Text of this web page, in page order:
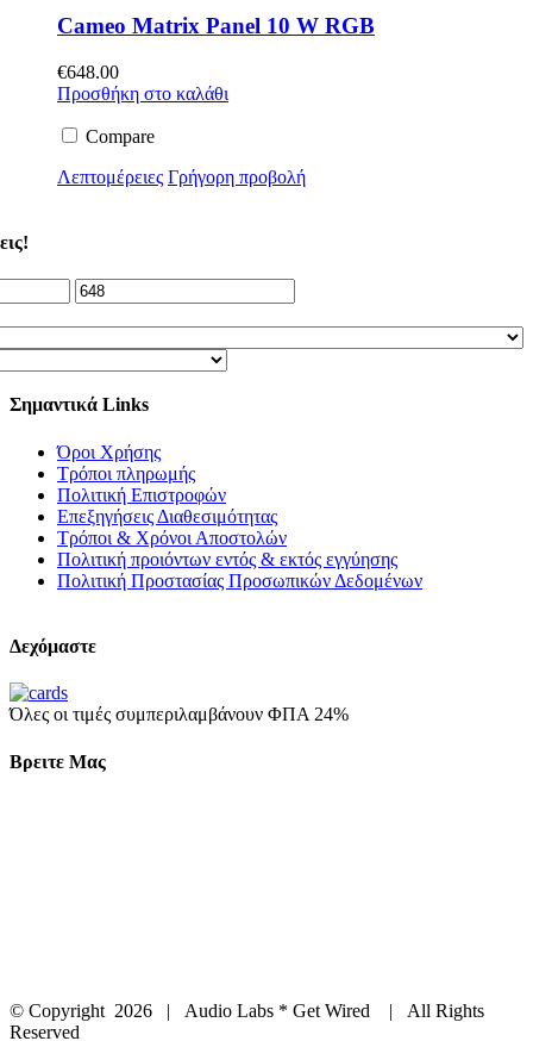
Cameo Matrix Panel 10 W RGB
€648.00
Προσθήκη στο καλάθι
Compare
Λεπτομέρειες Γρήγορη προβολή
Σημαντικά Links
Όροι Χρήσης
Τρόποι πληρωμής
Πολιτική Επιστροφών
Επεξηγήσεις Διαθεσιμότητας
Τρόποι & Χρόνοι Αποστολών
Πολιτική προιόντων εντός & εκτός εγγύησης
Πολιτική Προστασίας Προσωπικών Δεδομένων
Δεχόμαστε
Όλες οι τιμές συμπεριλαμβάνουν ΦΠΑ 24%
Βρειτε Μας
© Copyright 2026 | Audio Labs * Get Wired | All Rights
Reserved